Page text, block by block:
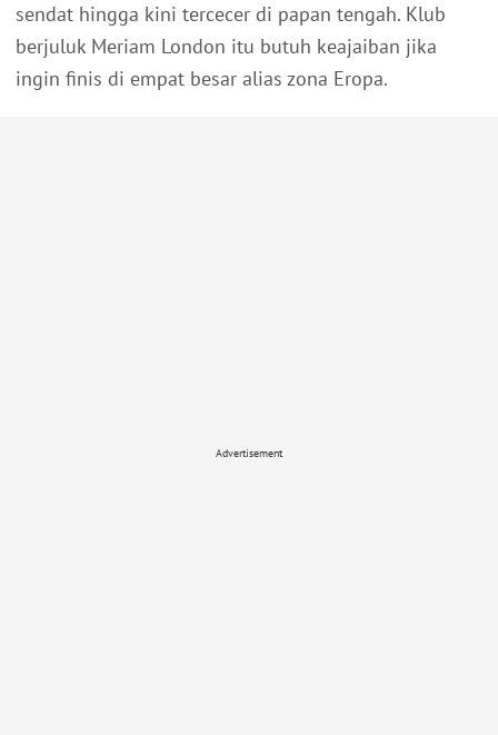
sendat hingga kini tercecer di papan tengah. Klub
berjuluk Meriam London itu butuh keajaiban jika
ingin finis di empat besar alias zona Eropa.
Advertisement